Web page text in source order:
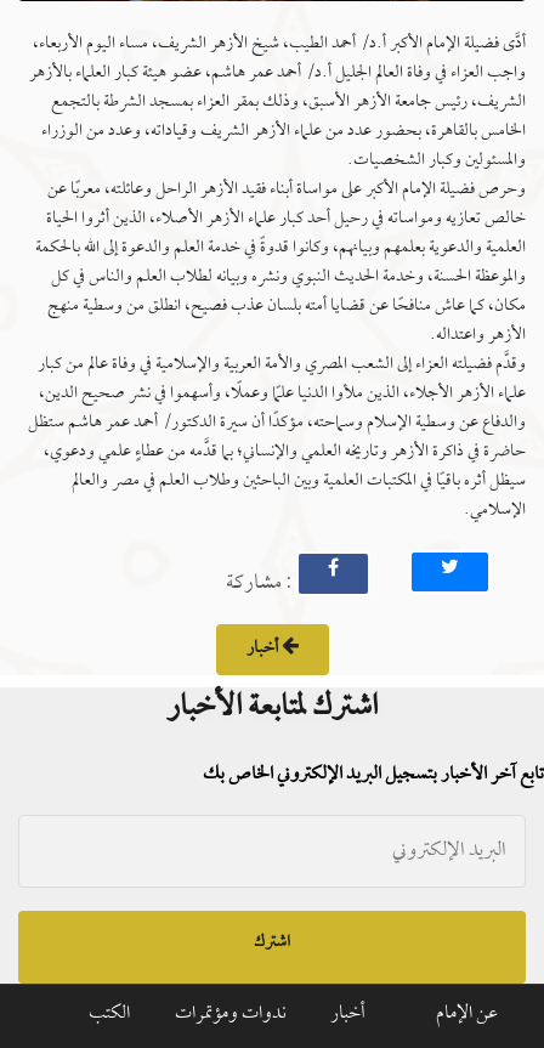
أدَّى فضيلة الإمام الأكبر أ.د/ أحمد الطيب، شيخ الأزهر الشريف، مساء اليوم الأربعاء،
واجب العزاء في وفاة العالم الجليل أ.د/ أحمد عمر هاشم، عضو هيئة كبار العلماء بالأزهر
الشريف، رئيس جامعة الأزهر الأسبق، وذلك بمقر العزاء بمسجد الشرطة بالتجمع
الخامس بالقاهرة، بحضور عدد من علماء الأزهر الشريف وقياداته، وعدد من الوزراء
والمسئولين وكبار الشخصيات.
وحرص فضيلة الإمام الأكبر على مواساة أبناء فقيد الأزهر الراحل وعائلته، معربًا عن
خالص تعازيه ومواساته في رحيل أحد كبار علماء الأزهر الأصلاء، الذين أثروا الحياة
العلمية والدعوية بعلمهم وبيانهم، وكانوا قدوةً في خدمة العلم والدعوة إلى الله بالحكمة
والموعظة الحسنة، وخدمة الحديث النبوي ونشره وبيانه لطلاب العلم والناس في كل
مكان، كما عاش منافحًا عن قضايا أمته بلسان عذب فصيح، انطلق من وسطية منهج
الأزهر واعتداله.
وقدَّم فضيلته العزاء إلى الشعب المصري والأمة العربية والإسلامية في وفاة عالم من كبار
علماء الأزهر الأجلاء، الذين ملأوا الدنيا علمًا وعملًا، وأسهموا في نشر صحيح الدين،
والدفاع عن وسطية الإسلام وسماحته، مؤكدًا أن سيرة الدكتور/ أحمد عمر هاشم ستظل
حاضرة في ذاكرة الأزهر وتاريخه العلمي والإنساني؛ بما قدَّمه من عطاءٍ علمي ودعوي،
سيظل أثره باقيًا في المكتبات العلمية وبين الباحثين وطلاب العلم في مصر والعالم
الإسلامي.
: مشاركة
أخبار
اشترك لمتابعة الأخبار
تابع آخر الأخبار بتسجيل البريد الإلكتروني الخاص بك
اشترك
عن الإمام أخبار ندوات ومؤتمرات
الكتب